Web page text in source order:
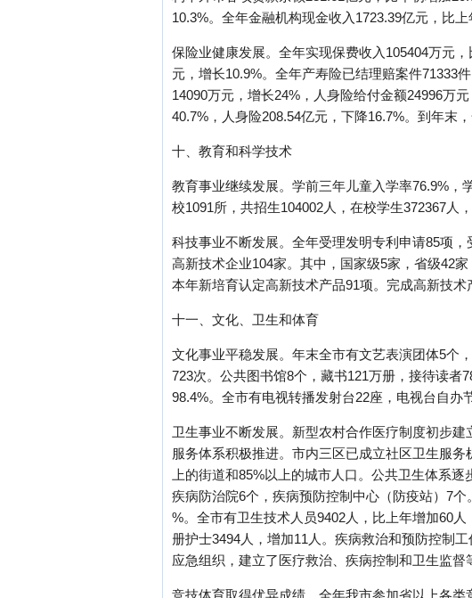
10.3%。全年金融机构现金收入1723.39亿元，比
保险业健康发展。全年实现保费收入105404万元
元，增长10.9%。全年产寿险已结理赔案件71333
14090万元，增长24%，人身险给付金额24996万
40.7%，人身险208.54亿元，下降16.7%。到年末
十、教育和科学技术
教育事业继续发展。学前三年儿童入学率76.9%，
校1091所，共招生104002人，在校学生372367人
科技事业不断发展。全年受理发明专利申请85项
高新技术企业104家。其中，国家级5家，省级42
本年新培育认定高新技术产品91项。完成高新技术
十一、文化、卫生和体育
文化事业平稳发展。年末全市有文艺表演团体5个
723次。公共图书馆8个，藏书121万册，接待读
98.4%。全市有电视转播发射台22座，电视台自办
卫生事业不断发展。新型农村合作医疗制度初步
服务体系积极推进。市内三区已成立社区卫生服
上的街道和85%以上的城市人口。公共卫生体系
疾病防治院6个，疾病预防控制中心（防疫站）7
%。全市有卫生技术人员9402人，比上年增加60
册护士3494人，增加11人。疾病救治和预防控制
应急组织，建立了医疗救治、疾病控制和卫生监
竞技体育取得优异成绩。全年我市参加省以上各